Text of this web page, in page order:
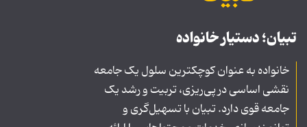
تبیان؛ دستیار خانواده
خانواده به عنوان کوچکترین سلول یک جامعه
نقشی اساسی در پی‌ریزی، تربیت و رشد یک
جامعه قوی دارد. تبیان با تسهیل‌گری و